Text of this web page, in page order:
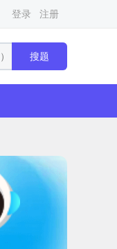
登录 注册
搜题